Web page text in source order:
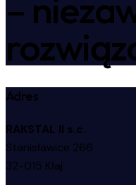
Adres
RAKSTAL II s.c.
Stanisławice 266
32-015 Kłaj